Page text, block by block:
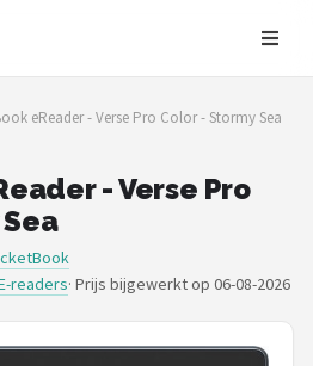
eReader - Verse Pro Color - Stormy Sea
- Verse Pro
readers· Prijs bijgewerkt op 06-08-2026